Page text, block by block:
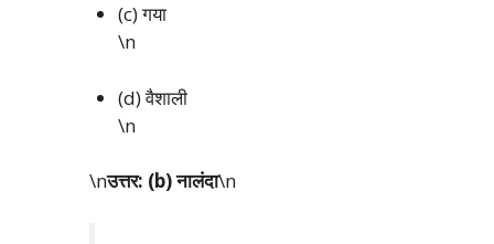
(c) गया
\n
(d) वैशाली
\n
\nउत्तर: (b) नालंदा\n